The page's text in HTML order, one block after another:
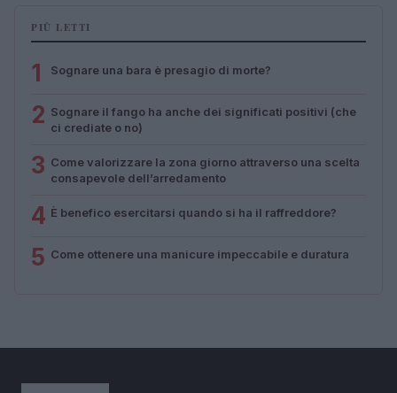
PIÙ LETTI
1 Sognare una bara è presagio di morte?
2 Sognare il fango ha anche dei significati positivi (che
ci crediate o no)
3 Come valorizzare la zona giorno attraverso una scelta
consapevole dell’arredamento
4 È benefico esercitarsi quando si ha il raffreddore?
5 Come ottenere una manicure impeccabile e duratura